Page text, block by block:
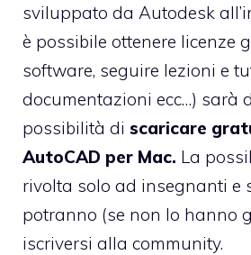
sviluppato da Autodesk
è possibile ottenere licenze
software, seguire lezioni e
documentazioni ecc…) sarà
possibilità di scaricare
AutoCAD per Mac. La
rivolta solo ad insegnanti e
potranno (se non lo hanno
iscriversi alla community.